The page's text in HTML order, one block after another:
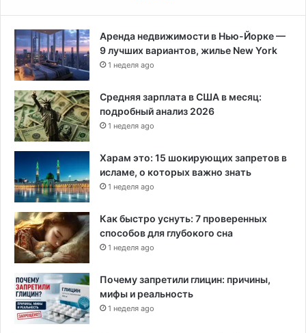
Аренда недвижимости в Нью-Йорке —
9 лучших вариантов, жилье New York
1 неделя ago
Средняя зарплата в США в месяц:
подробный анализ 2026
1 неделя ago
Харам это: 15 шокирующих запретов в
исламе, о которых важно знать
1 неделя ago
Как быстро уснуть: 7 проверенных
способов для глубокого сна
1 неделя ago
Почему запретили глицин: причины,
мифы и реальность
1 неделя ago